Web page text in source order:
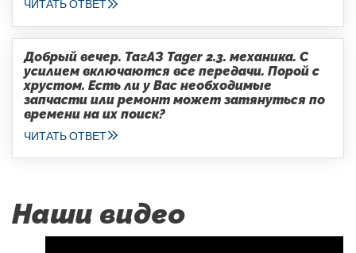
ЧИТАТЬ ОТВЕТ
Добрый вечер. ТагАЗ Tager 2.3. механика. С
усилием включаются все передачи. Порой с
хрустом. Есть ли у Вас необходимые
запчасти или ремонт может затянуться по
времени на их поиск?
ЧИТАТЬ ОТВЕТ
Наши видео